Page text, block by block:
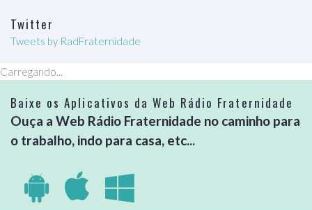
Twitter
Tweets by RadFraternidade
Carregando...
Baixe os Aplicativos da Web Rádio Fraternidade
Ouça a Web Rádio Fraternidade no caminho para
o trabalho, indo para casa, etc...